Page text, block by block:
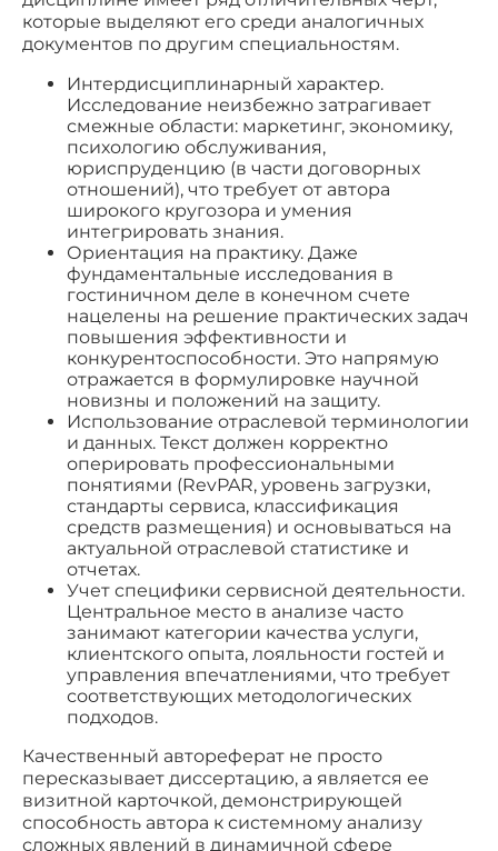
которые выделяют его среди аналогичных
документов по другим специальностям.
Интердисциплинарный характер.
Исследование неизбежно затрагивает
смежные области: маркетинг, экономику,
психологию обслуживания,
юриспруденцию (в части договорных
отношений), что требует от автора
широкого кругозора и умения
интегрировать знания.
Ориентация на практику. Даже
фундаментальные исследования в
гостиничном деле в конечном счете
нацелены на решение практических задач
повышения эффективности и
конкурентоспособности. Это напрямую
отражается в формулировке научной
новизны и положений на защиту.
Использование отраслевой терминологии
и данных. Текст должен корректно
оперировать профессиональными
понятиями (RevPAR, уровень загрузки,
стандарты сервиса, классификация
средств размещения) и основываться на
актуальной отраслевой статистике и
отчетах.
Учет специфики сервисной деятельности.
Центральное место в анализе часто
занимают категории качества услуги,
клиентского опыта, лояльности гостей и
управления впечатлениями, что требует
соответствующих методологических
подходов.
Качественный автореферат не просто
пересказывает диссертацию, а является ее
визитной карточкой, демонстрирующей
способность автора к системному анализу
сложных явлений в динамичной сфере